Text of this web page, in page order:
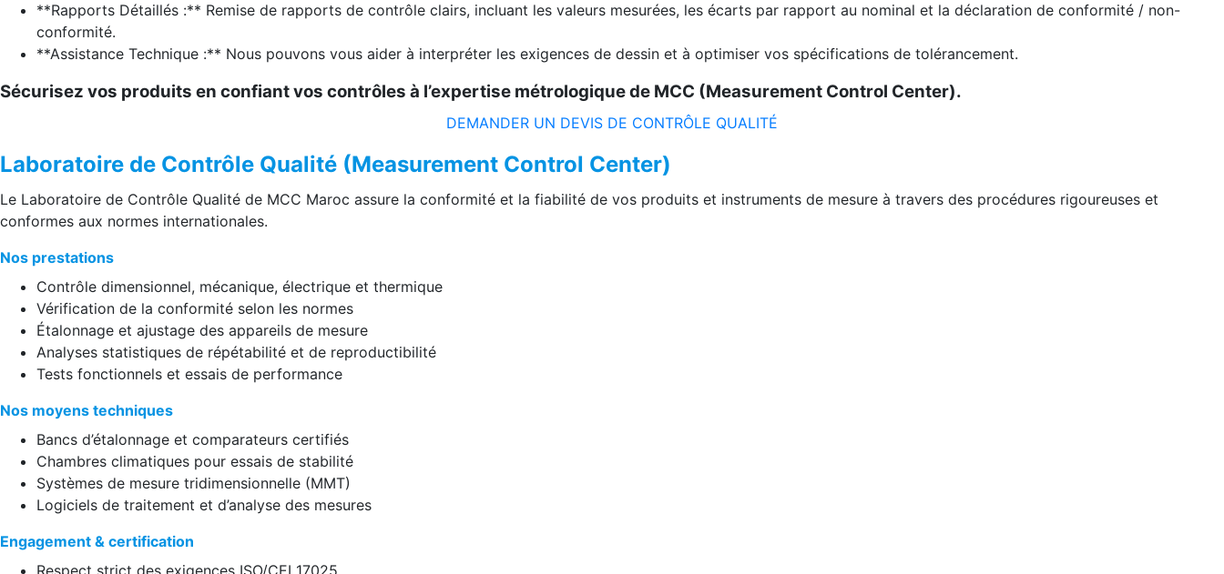
**Rapports Détaillés :** Remise de rapports de contrôle clairs, incluant les valeurs mesurées, les écarts par rapport au nominal et la déclaration de conformité / non-
conformité.
**Assistance Technique :** Nous pouvons vous aider à interpréter les exigences de dessin et à optimiser vos spécifications de tolérancement.
Sécurisez vos produits en confiant vos contrôles à l’expertise métrologique de MCC (Measurement Control Center).
DEMANDER UN DEVIS DE CONTRÔLE QUALITÉ
Laboratoire de Contrôle Qualité (Measurement Control Center)
Le Laboratoire de Contrôle Qualité de MCC Maroc assure la conformité et la fiabilité de vos produits et instruments de mesure à travers des procédures rigoureuses et
conformes aux normes internationales.
Nos prestations
Contrôle dimensionnel, mécanique, électrique et thermique
Vérification de la conformité selon les normes
Étalonnage et ajustage des appareils de mesure
Analyses statistiques de répétabilité et de reproductibilité
Tests fonctionnels et essais de performance
Nos moyens techniques
Bancs d’étalonnage et comparateurs certifiés
Chambres climatiques pour essais de stabilité
Systèmes de mesure tridimensionnelle (MMT)
Logiciels de traitement et d’analyse des mesures
Engagement & certification
Respect strict des exigences ISO/CEI 17025